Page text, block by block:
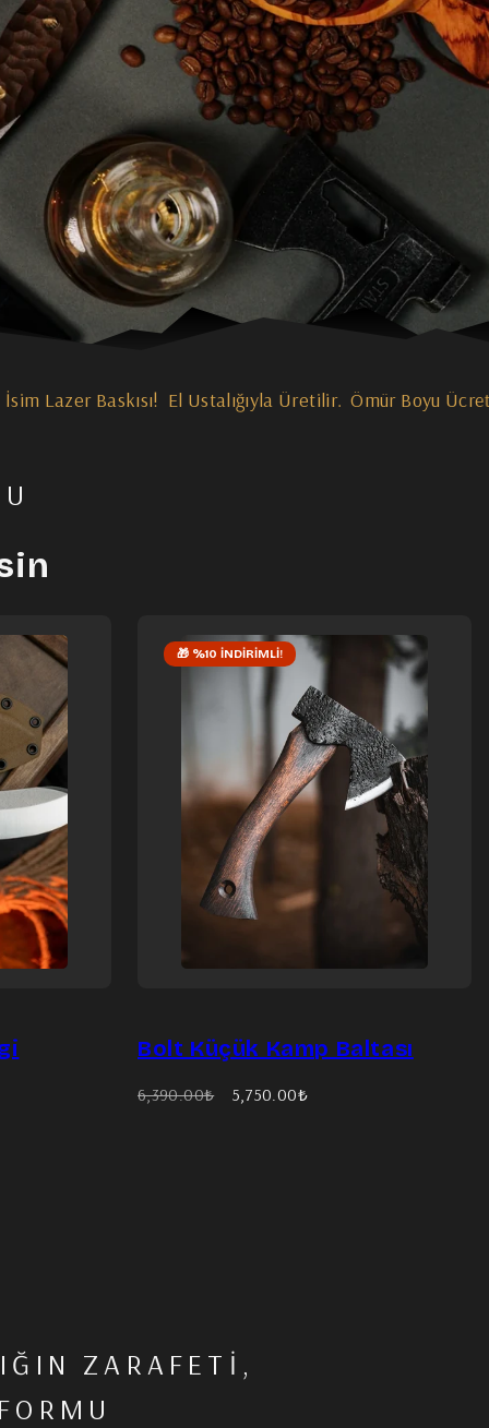
Ücretsiz Bakım Garantisi! 12 Takside Varan Ödeme
🎁 %10 İNDIRIMLI!
Bolt Küçük Kamp Baltası
Eski
6,390.00₺
İndirimli
5,750.00₺
ZARAFETİ,